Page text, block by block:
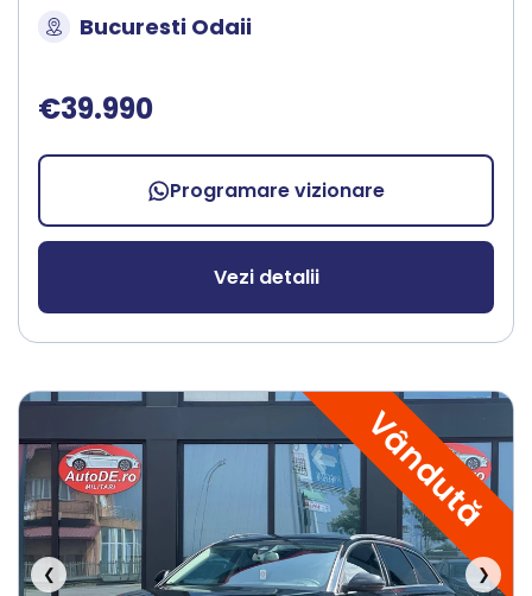
Bucuresti Odaii
€39.990
Programare vizionare
Vezi detalii
Vândută
❮ ❯